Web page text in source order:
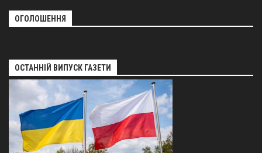
ОГОЛОШЕННЯ
ОСТАННІЙ ВИПУСК ГАЗЕТИ